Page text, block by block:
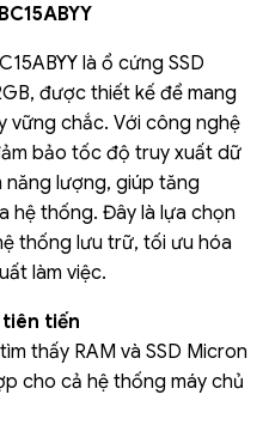
là ổ cứng SSD
được thiết kế để mang
vững chắc. Với công nghệ
bảo tốc độ truy xuất dữ
năng lượng, giúp tăng
hệ thống. Đây là lựa chọn
thống lưu trữ, tối ưu hóa
làm việc.
tiến
thấy RAM và SSD Micron
cho cả hệ thống máy chủ